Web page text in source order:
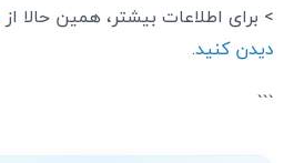
> برای اطلاعات بیشتر، همین حالا از
دیدن کنید.
```